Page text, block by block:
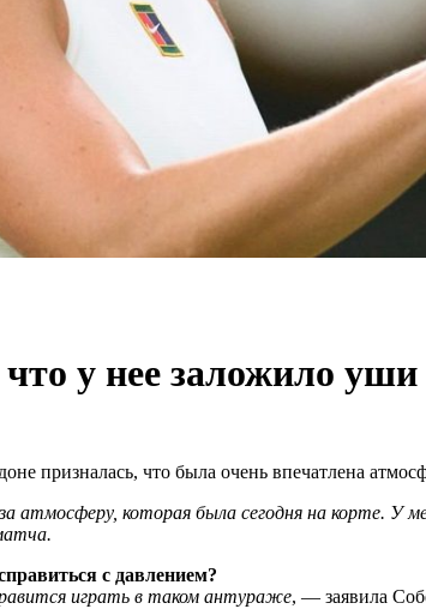
у нее заложило уши
призналась, что была очень впечатлена
которая была сегодня на корте. У
с давлением?
играть в таком антураже, — заявила